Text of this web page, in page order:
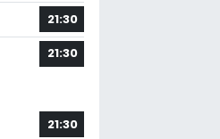
21:30
21:30
21:30